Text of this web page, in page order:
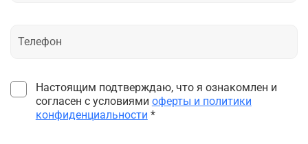
Настоящим подтверждаю, что я ознакомлен и
согласен с условиями оферты и политики
конфиденциальности *